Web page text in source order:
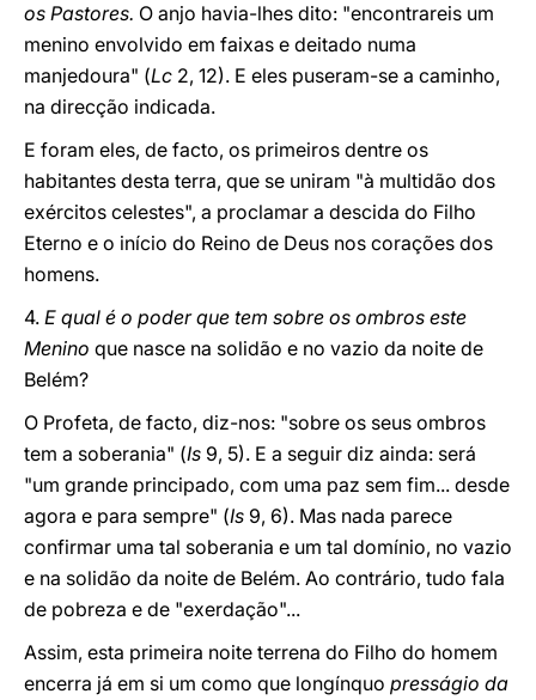
os Pastores. O anjo havia-lhes dito: "encontrareis um
menino envolvido em faixas e deitado numa
manjedoura" (Lc 2, 12). E eles puseram-se a caminho,
na direcção indicada.
E foram eles, de facto, os primeiros dentre os
habitantes desta terra, que se uniram "à multidão dos
exércitos celestes", a proclamar a descida do Filho
Eterno e o início do Reino de Deus nos corações dos
homens.
4. E qual é o poder que tem sobre os ombros este
Menino que nasce na solidão e no vazio da noite de
Belém?
O Profeta, de facto, diz-nos: "sobre os seus ombros
tem a soberania" (Is 9, 5). E a seguir diz ainda: será
"um grande principado, com uma paz sem fim... desde
agora e para sempre" (Is 9, 6). Mas nada parece
confirmar uma tal soberania e um tal domínio, no vazio
e na solidão da noite de Belém. Ao contrário, tudo fala
de pobreza e de "exerdação"...
Assim, esta primeira noite terrena do Filho do homem
encerra já em si um como que longínquo presságio da